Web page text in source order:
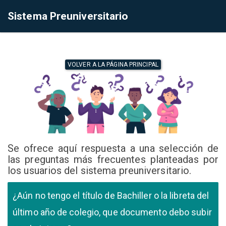
Sistema Preuniversitario
VOLVER A LA PÁGINA PRINCIPAL
Se ofrece aquí respuesta a una selección de
las preguntas más frecuentes planteadas por
los usuarios del sistema preuniversitario.
¿Aún no tengo el título de Bachiller o la libreta del
último año de colegio, que documento debo subir